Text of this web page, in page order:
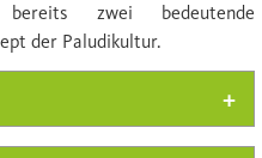
zwei bedeutende
der Paludikultur.